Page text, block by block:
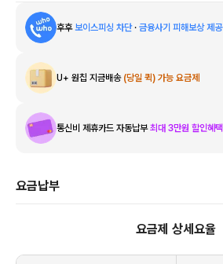
후후보이스피싱 차단· 금융사기 피해보상 제공
U+ 원칩 지금배송 (당일 퀵) 가능 요금제
통신비 제휴카드 자동납부최대 3만원 할인혜택
요금납부
요금제 상세요율